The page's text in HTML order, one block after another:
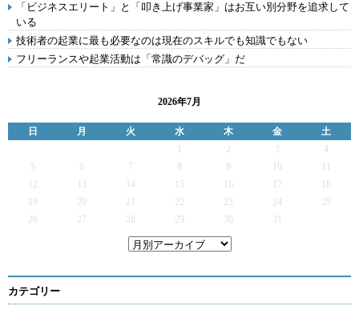
「ビジネスエリート」と「叩き上げ事業家」はお互い別分野を追求して
いる
技術者の起業に最も必要なのは現在のスキルでも知識でもない
フリーランスや起業活動は「常識のデバッグ」だ
2026年7月
日 月 火 水 木 金
土
2 3
4
5
6 7 9
12
13 14 15 16 17
19
20 21 22 23 24
25
26
27 28 29 30 31
カテゴリー